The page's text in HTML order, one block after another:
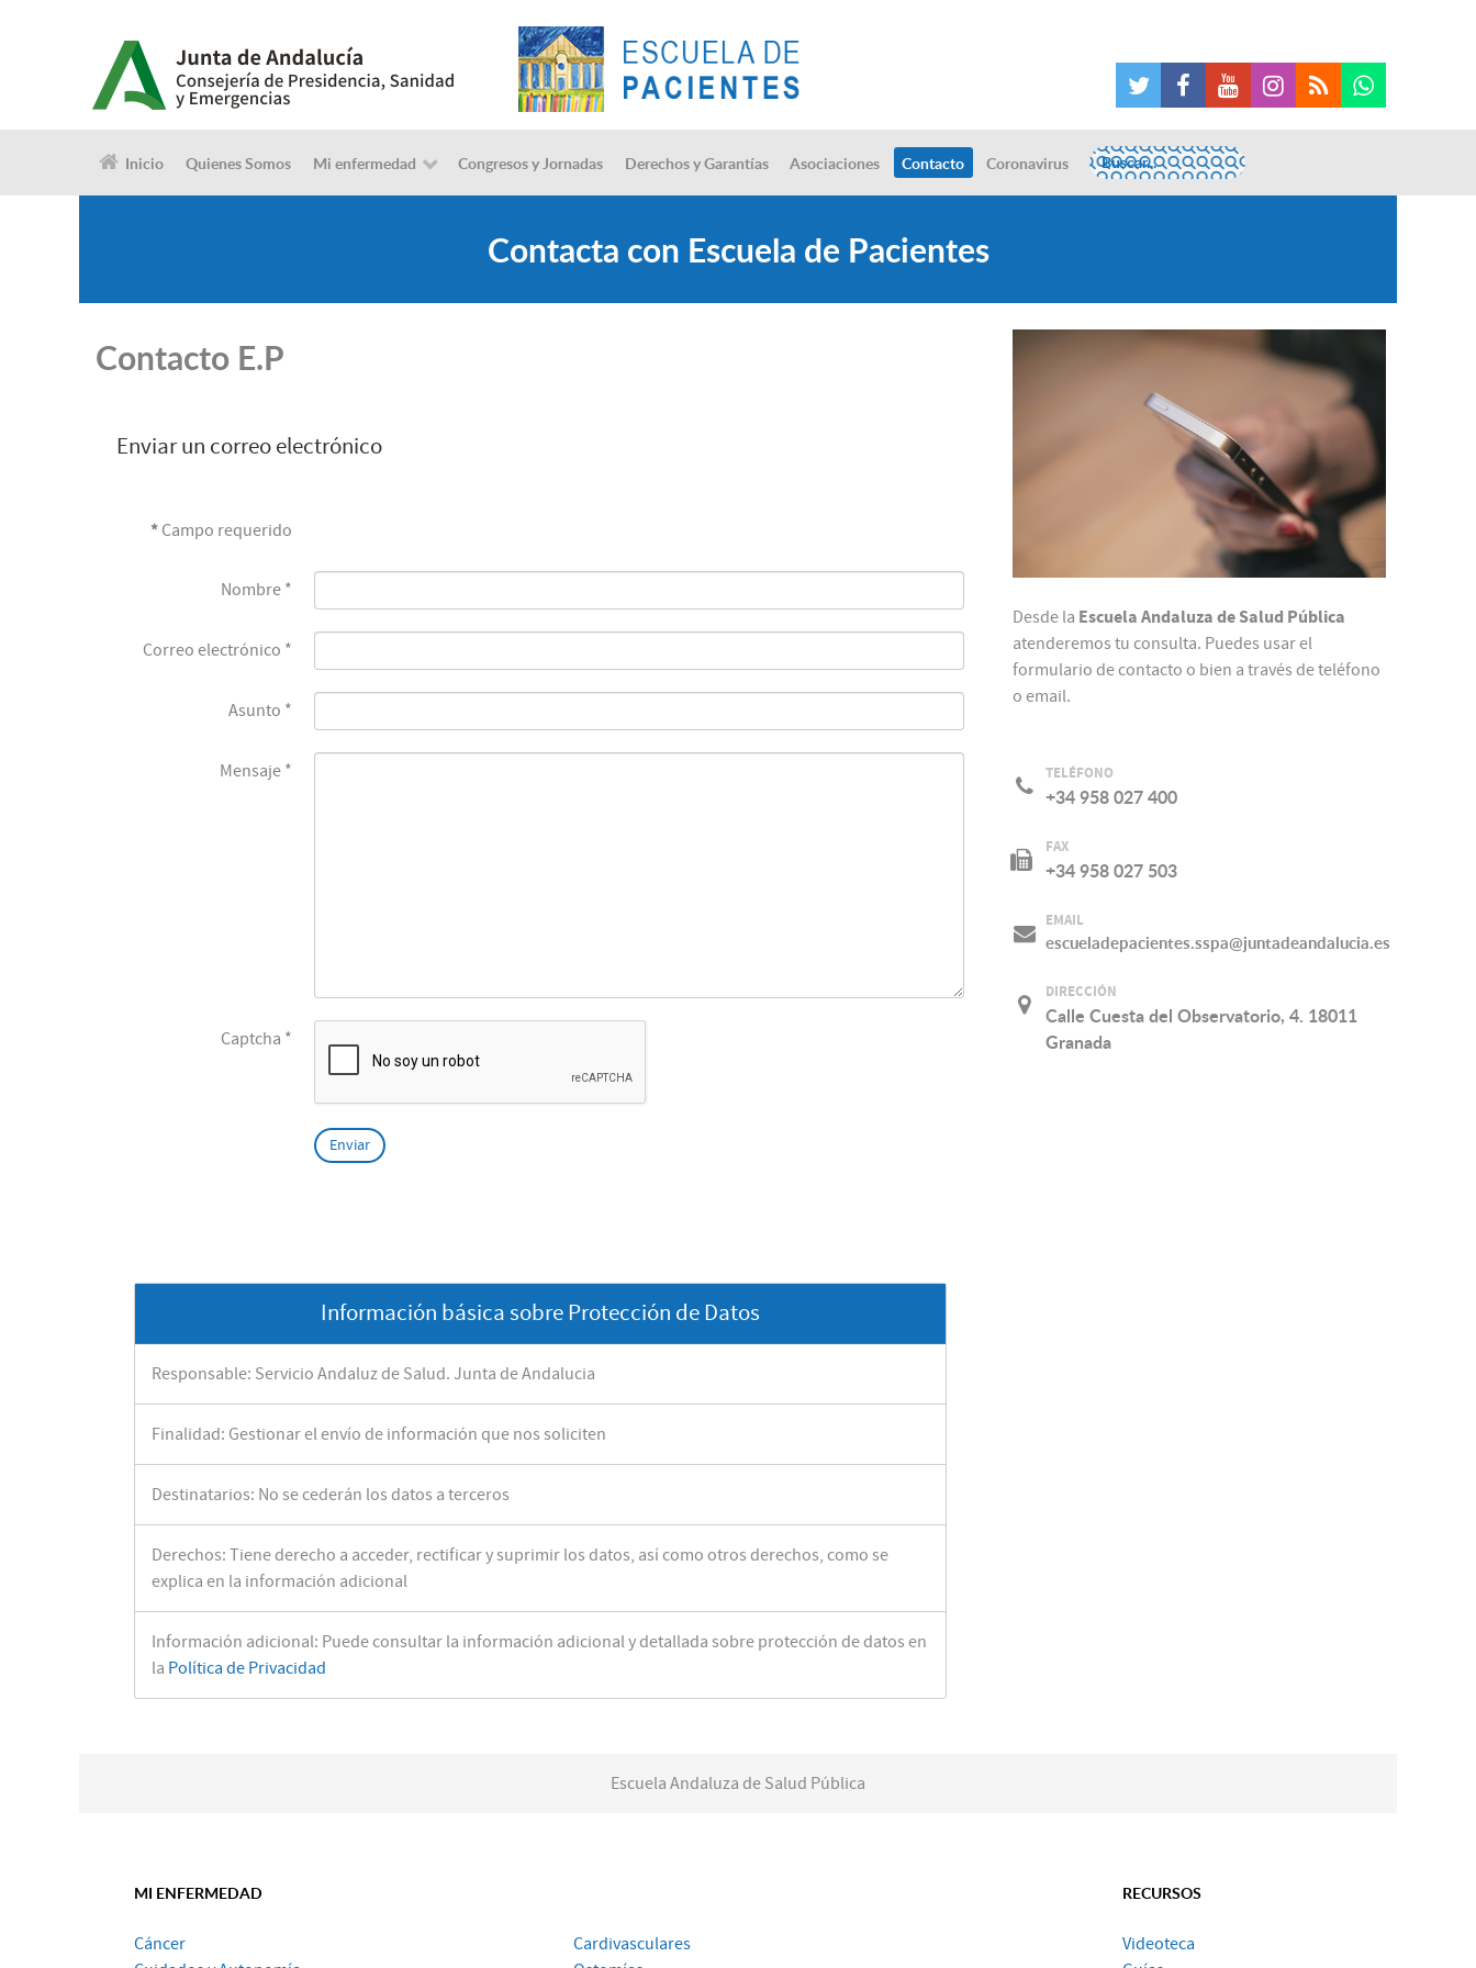
Inicio Quienes Somos Mi enfermedad Congresos y Jornadas Derechos y Garantías Asociaciones Contacto Coronavirus
Contacta con Escuela de Pacientes
Contacto E.P
Enviar un correo electrónico
* Campo requerido
Nombre *
Correo electrónico *
Asunto *
Mensaje *
Captcha *
Enviar
Información básica sobre Protección de Datos
Responsable: Servicio Andaluz de Salud. Junta de Andalucia
Finalidad: Gestionar el envío de información que nos soliciten
Destinatarios: No se cederán los datos a terceros
Derechos: Tiene derecho a acceder, rectificar y suprimir los datos, así como otros derechos, como se
explica en la información adicional
Información adicional: Puede consultar la información adicional y detallada sobre protección de datos en
la Política de Privacidad
Desde la Escuela Andaluza de Salud Pública
atenderemos tu consulta. Puedes usar el
formulario de contacto o bien a través de teléfono
o email.
TELÉFONO
+34 958 027 400
FAX
+34 958 027 503
EMAIL
escueladepacientes.sspa@juntadeandalucia.es
DIRECCIÓN
Calle Cuesta del Observatorio, 4. 18011
Granada
Escuela Andaluza de Salud Pública
MI ENFERMEDAD
Cáncer
Cardivasculares
RECURSOS
Videoteca